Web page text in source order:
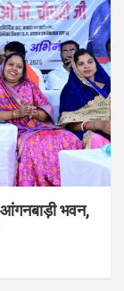
आंगनबाड़ी भवन,